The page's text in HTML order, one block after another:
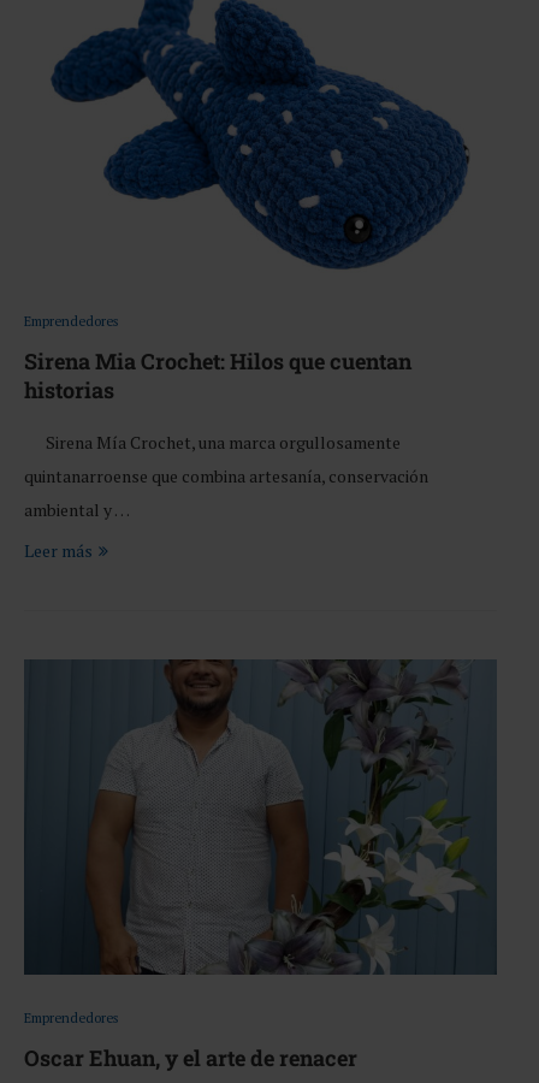
Emprendedores
Sirena Mia Crochet: Hilos que cuentan
historias
Sirena Mía Crochet, una marca orgullosamente
quintanarroense que combina artesanía, conservación
ambiental y …
Leer más
Emprendedores
Oscar Ehuan, y el arte de renacer